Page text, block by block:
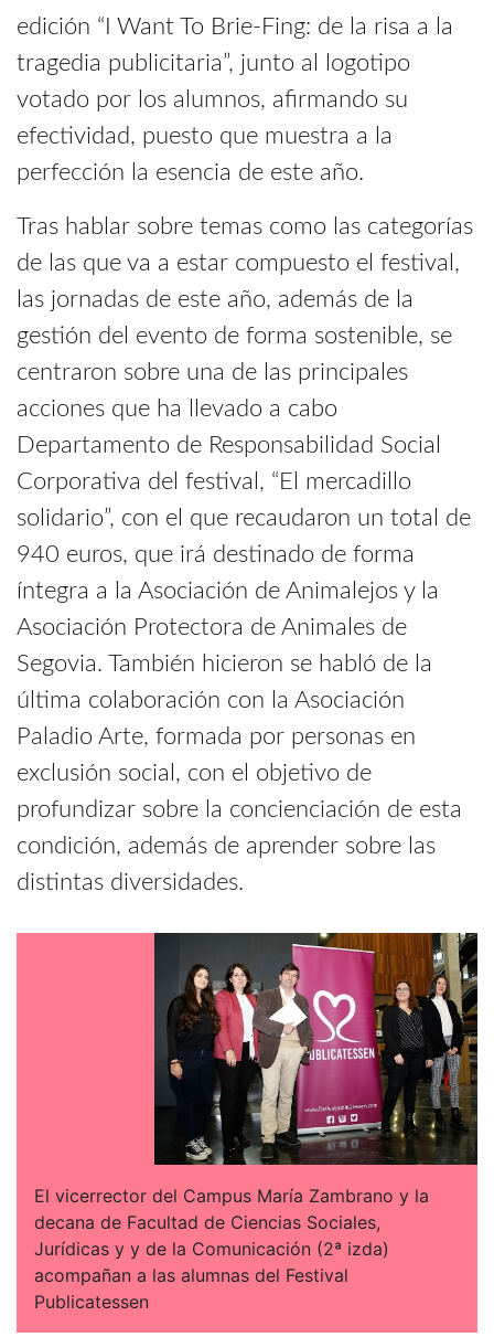
edición “I Want To Brie-Fing: de la risa a la
tragedia publicitaria”, junto al logotipo
votado por los alumnos, afirmando su
efectividad, puesto que muestra a la
perfección la esencia de este año.
Tras hablar sobre temas como las categorías
de las que va a estar compuesto el festival,
las jornadas de este año, además de la
gestión del evento de forma sostenible, se
centraron sobre una de las principales
acciones que ha llevado a cabo
Departamento de Responsabilidad Social
Corporativa del festival, “El mercadillo
solidario”, con el que recaudaron un total de
940 euros, que irá destinado de forma
íntegra a la Asociación de Animalejos y la
Asociación Protectora de Animales de
Segovia. También hicieron se habló de la
última colaboración con la Asociación
Paladio Arte, formada por personas en
exclusión social, con el objetivo de
profundizar sobre la concienciación de esta
condición, además de aprender sobre las
distintas diversidades.
El vicerrector del Campus María Zambrano y la
decana de Facultad de Ciencias Sociales,
Jurídicas y y de la Comunicación (2ª izda)
acompañan a las alumnas del Festival
Publicatessen